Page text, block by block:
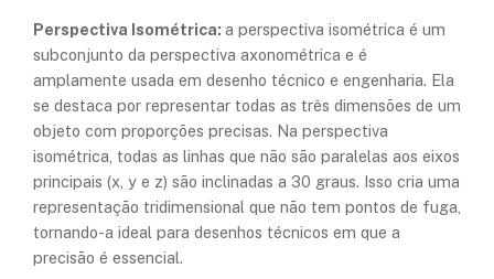
Perspectiva Isométrica: a perspectiva isométrica é um
subconjunto da perspectiva axonométrica e é
amplamente usada em desenho técnico e engenharia. Ela
se destaca por representar todas as três dimensões de um
objeto com proporções precisas. Na perspectiva
isométrica, todas as linhas que não são paralelas aos eixos
principais (x, y e z) são inclinadas a 30 graus. Isso cria uma
representação tridimensional que não tem pontos de fuga,
tornando-a ideal para desenhos técnicos em que a
precisão é essencial.